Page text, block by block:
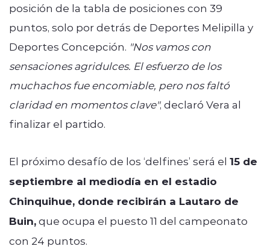
posición de la tabla de posiciones con 39
puntos, solo por detrás de Deportes Melipilla y
Deportes Concepción. "Nos vamos con
sensaciones agridulces. El esfuerzo de los
muchachos fue encomiable, pero nos faltó
claridad en momentos clave", declaró Vera al
finalizar el partido.
El próximo desafío de los ‘delfines’ será el 15 de
septiembre al mediodía en el estadio
Chinquihue, donde recibirán a Lautaro de
Buin,que ocupa el puesto 11 del campeonato
con 24 puntos.